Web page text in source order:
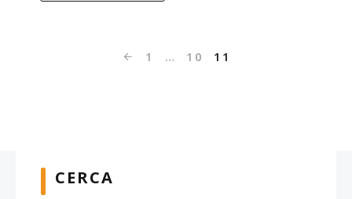
1 … 10 11
CERCA